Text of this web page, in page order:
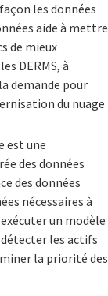
les données
aide à mettre
de mieux
DERMS, à
demande pour
du nuage
est une
des données
des données
nécessaires à
un modèle
les actifs
la priorité des